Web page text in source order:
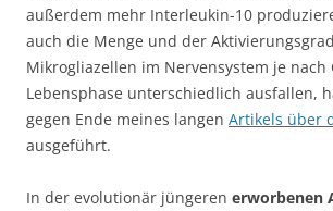
außerdem mehr Interleukin-10
auch die Menge und der
Mikrogliazellen im Nervensystem je nach
Lebensphase unterschiedlich ausfallen,
gegen Ende meines langen Artikels über
ausgeführt.
In der evolutionär jüngeren erworbenen